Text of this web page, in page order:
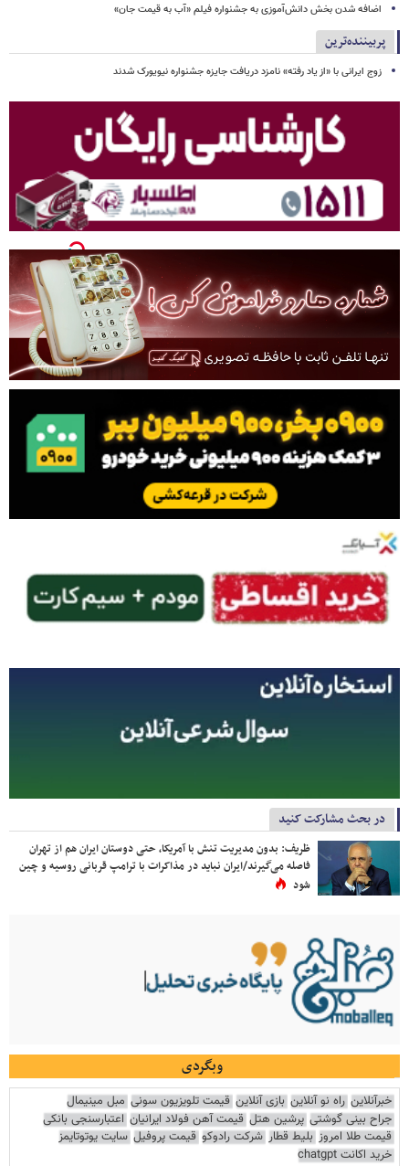
اضافه شدن بخش دانش‌آموزی به جشنواره فیلم «آب به قیمت جان»
پربیننده‌ترین
زوج ایرانی با «از یاد رفته» نامزد دریافت جایزه جشنواره نیویورک شدند
در بحث مشارکت کنید
ظریف: بدون مدیریت تنش با آمریکا، حتی دوستان ایران هم از تهران
فاصله می‌گیرند/ایران نباید در مذاکرات با ترامپ قربانی روسیه و چین
شود
وبگردی
خبرآنلاین راه نو آنلاین بازی آنلاین قیمت تلویزیون سونی مبل مینیمال
جراح بینی گوشتی پرشین هتل قیمت آهن فولاد ایرانیان اعتبارسنجی بانکی
قیمت طلا امروز بلیط قطار شرکت رادوکو قیمت پروفیل سایت یوتوتایمز
خرید اکانت chatgpt